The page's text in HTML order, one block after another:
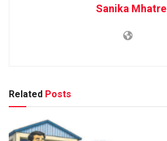
Sanika Mhatre
Related Posts